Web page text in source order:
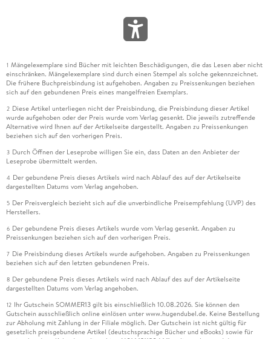
1 Mängelexemplare sind Bücher mit leichten Beschädigungen, die das Lesen aber nicht
einschränken. Mängelexemplare sind durch einen Stempel als solche gekennzeichnet.
Die frühere Buchpreisbindung ist aufgehoben. Angaben zu Preissenkungen beziehen
sich auf den gebundenen Preis eines mangelfreien Exemplars.
2 Diese Artikel unterliegen nicht der Preisbindung, die Preisbindung dieser Artikel
wurde aufgehoben oder der Preis wurde vom Verlag gesenkt. Die jeweils zutreffende
Alternative wird Ihnen auf der Artikelseite dargestellt. Angaben zu Preissenkungen
beziehen sich auf den vorherigen Preis.
3 Durch Öffnen der Leseprobe willigen Sie ein, dass Daten an den Anbieter der
Leseprobe übermittelt werden.
4 Der gebundene Preis dieses Artikels wird nach Ablauf des auf der Artikelseite
dargestellten Datums vom Verlag angehoben.
5 Der Preisvergleich bezieht sich auf die unverbindliche Preisempfehlung (UVP) des
Herstellers.
6 Der gebundene Preis dieses Artikels wurde vom Verlag gesenkt. Angaben zu
Preissenkungen beziehen sich auf den vorherigen Preis.
7 Die Preisbindung dieses Artikels wurde aufgehoben. Angaben zu Preissenkungen
beziehen sich auf den letzten gebundenen Preis.
8 Der gebundene Preis dieses Artikels wird nach Ablauf des auf der Artikelseite
dargestellten Datums vom Verlag angehoben.
12 Ihr Gutschein SOMMER13 gilt bis einschließlich 10.08.2026. Sie können den
Gutschein ausschließlich online einlösen unter www.hugendubel.de. Keine Bestellung
zur Abholung mit Zahlung in der Filiale möglich. Der Gutschein ist nicht gültig für
gesetzlich preisgebundene Artikel (deutschsprachige Bücher und eBooks) sowie für